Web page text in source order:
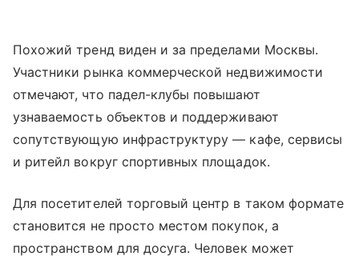
Похожий тренд виден и за пределами Москвы.
Участники рынка коммерческой недвижимости
отмечают, что падел-клубы повышают
узнаваемость объектов и поддерживают
сопутствующую инфраструктуру — кафе, сервисы
и ритейл вокруг спортивных площадок.
Для посетителей торговый центр в таком формате
становится не просто местом покупок, а
пространством для досуга. Человек может